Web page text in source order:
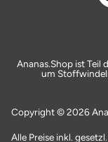
Ananas.Shop ist Teil
um
Copyright © 2026
Alle Preise inkl.